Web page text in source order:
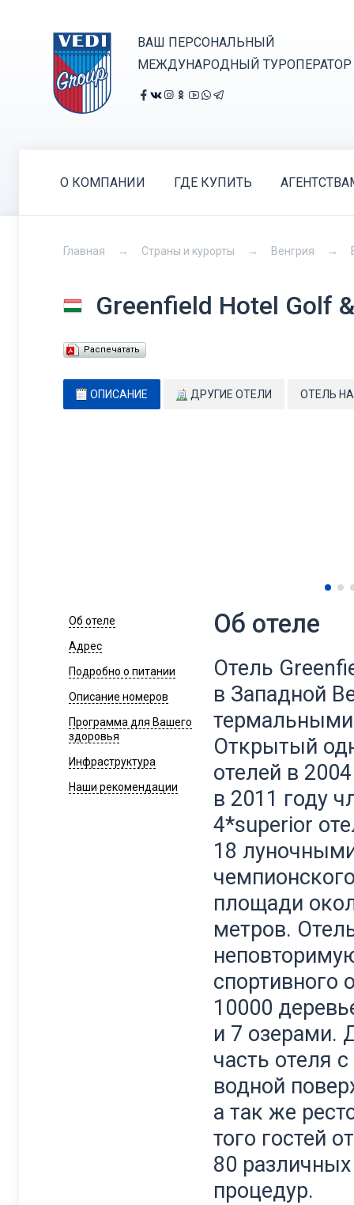
ВАШ ПЕРСОНАЛЬНЫЙ
МЕЖДУНАРОДНЫЙ ТУРОПЕРАТОР
О КОМПАНИИ ГДЕ КУПИТЬ
Главная Страны и курорты Венгрия
Greenfield Hotel Golf
Распечатать
ОПИСАНИЕ ДРУГИЕ ОТЕЛИ ОТЕЛЬ
Об отеле
Адрес
Подробно о питании
Описание номеров
Программа для Вашего
здоровья
Инфраструктура
Наши рекомендации
Об отеле
Отель
в Западной
Открытый
отелей в
в 2011 году
4*superior
18
площади
метров.
спортивного
10000
и 7 озерами.
часть отеля
водной
а так же
того гостей
80
процедур.